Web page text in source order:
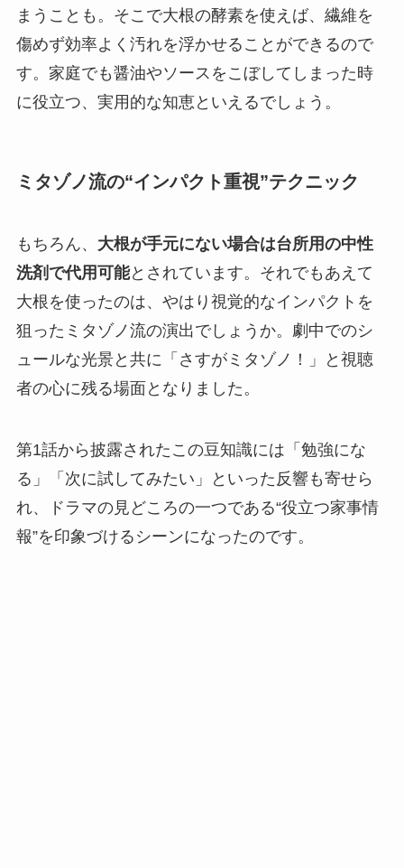
まうことも。そこで大根の酵素を使えば、繊維を
傷めず効率よく汚れを浮かせることができるので
す。家庭でも醤油やソースをこぼしてしまった時
に役立つ、実用的な知恵といえるでしょう。
ミタゾノ流の“インパクト重視”テクニック
もちろん、 大根が手元にない場合は台所用の中性
洗剤で代用可能とされています。それでもあえて
大根を使ったのは、やはり視覚的なインパクトを
狙ったミタゾノ流の演出でしょうか。劇中でのシ
ュールな光景と共に「さすがミタゾノ！」と視聴
者の心に残る場面となりました。
第1話から披露されたこの豆知識には「勉強にな
る」「次に試してみたい」といった反響も寄せら
れ、ドラマの見どころの一つである“役立つ家事情
報”を印象づけるシーンになったのです。